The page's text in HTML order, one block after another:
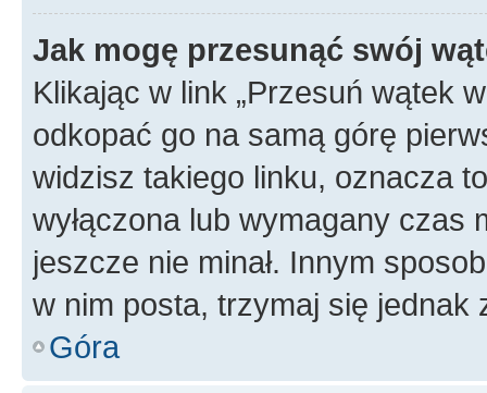
Jak mogę przesunąć swój
Klikając w link „Przesuń wątek
odkopać go na samą górę
widzisz takiego linku, oznacza
wyłączona lub wymagany czas
jeszcze nie minał. Innym
w nim posta, trzymaj się jednak
Góra